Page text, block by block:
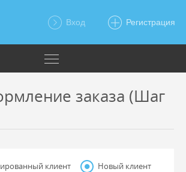
Вход Регистрация
заказа (Шаг
клиент Новый клиент